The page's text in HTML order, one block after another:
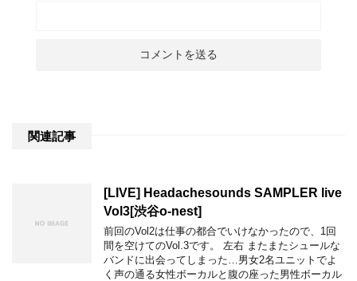
関連記事
[LIVE] Headachesounds SAMPLER live
Vol3[渋谷o-nest]
前回のVol2は仕事の都合でいけなかったので、1回
間を空けてのVol.3です。 左右 またまたシュールな
バンドに出会ってしまった…男女2名ユニットでよ
く声の通る女性ボーカルと腹の座った男性ボーカル